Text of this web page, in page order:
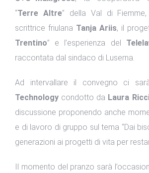
“Terre Altre” della Val di
scrittrice friulana Tanja Ariis, il
Trentino” e l’esperienza del
raccontata dal sindaco di Luserna.
Ad intervallare il convegno ci
Technology condotto da Laura
discussione proponendo anche
e di lavoro di gruppo sul tema “Dai
generazioni ai progetti di vita per
Il momento del pranzo sarà